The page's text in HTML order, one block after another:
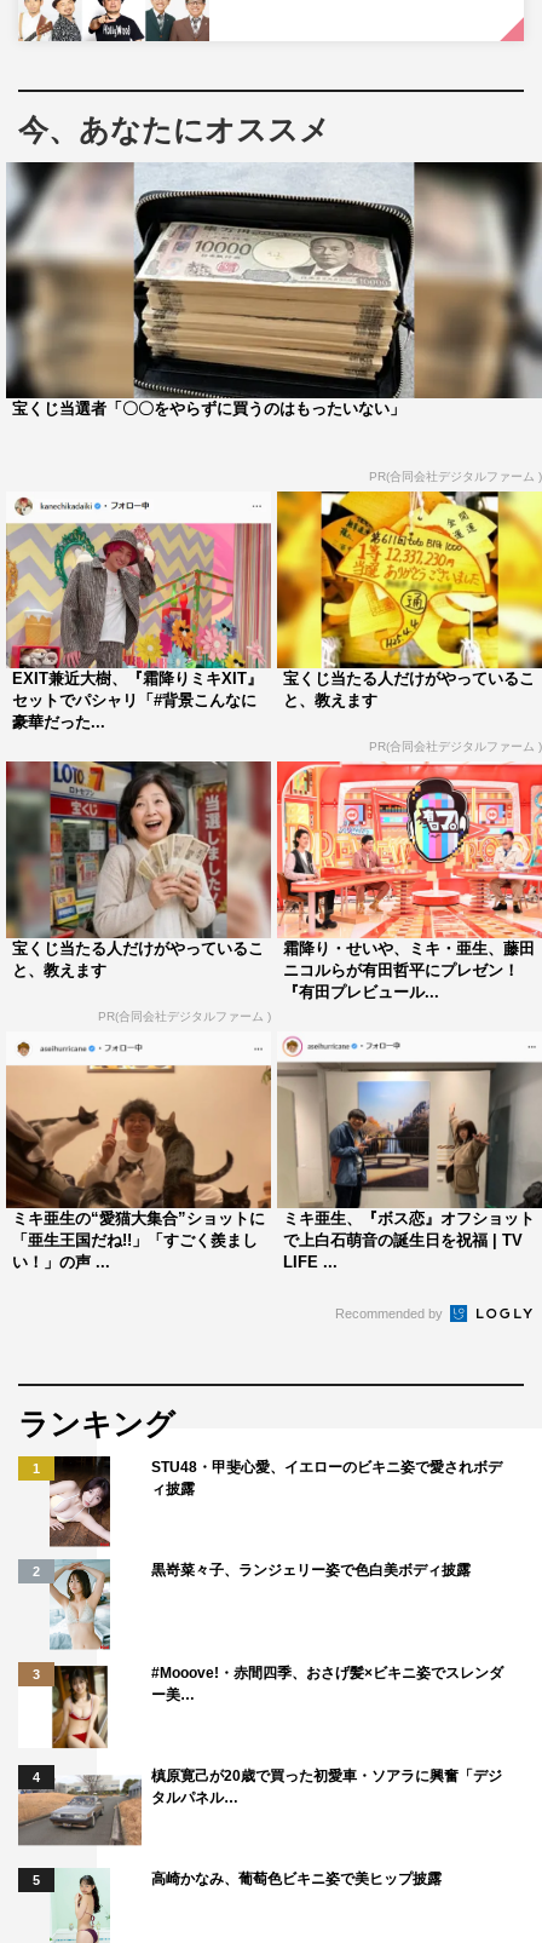
今、あなたにオススメ
宝くじ当選者「〇〇をやらずに買うのはもったいない」
PR(合同会社デジタルファーム )
EXIT兼近大樹、『霜降りミキXIT』
セットでパシャリ「#背景こんなに
豪華だった...
宝くじ当たる人だけがやっているこ
と、教えます
PR(合同会社デジタルファーム )
宝くじ当たる人だけがやっているこ
と、教えます
PR(合同会社デジタルファーム )
霜降り・せいや、ミキ・亜生、藤田
ニコルらが有田哲平にプレゼン！
『有田プレビュール...
ミキ亜生の“愛猫大集合”ショットに
「亜生王国だね!!」「すごく羨まし
い！」の声 ...
ミキ亜生、『ボス恋』オフショット
で上白石萌音の誕生日を祝福 | TV
LIFE ...
Recommended by
ランキング
1
STU48・甲斐心愛、イエローのビキニ姿で愛されボデ
ィ披露
2 黒嵜菜々子、ランジェリー姿で色白美ボディ披露
3
#Mooove!・赤間四季、おさげ髪×ビキニ姿でスレンダ
ー美…
4
槙原寛己が20歳で買った初愛車・ソアラに興奮「デジ
タルパネル…
5 高崎かなみ、葡萄色ビキニ姿で美ヒップ披露